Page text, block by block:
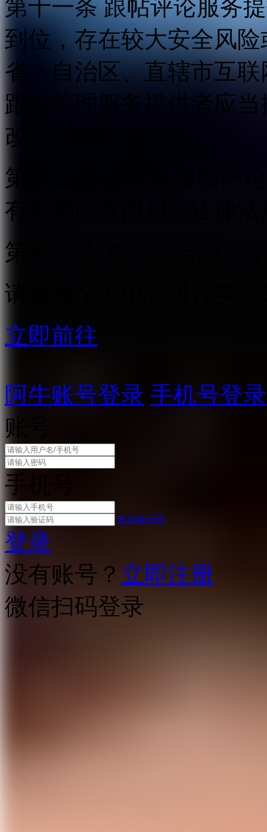
第十一条 跟帖评论服务
到位，存在较大安全风
省、自治区、直辖市互
跟帖管理服务提供者应
改，消除隐患。
第十二条 互联网跟帖评
有关部门依照相关法律
第十三条 本规定自2017
请前往个人中心进行实名
立即前往
阿牛账号登录 手机号登录
账号
手机号
发送验证码
登录
没有账号？ 立即注册
微信扫码登录